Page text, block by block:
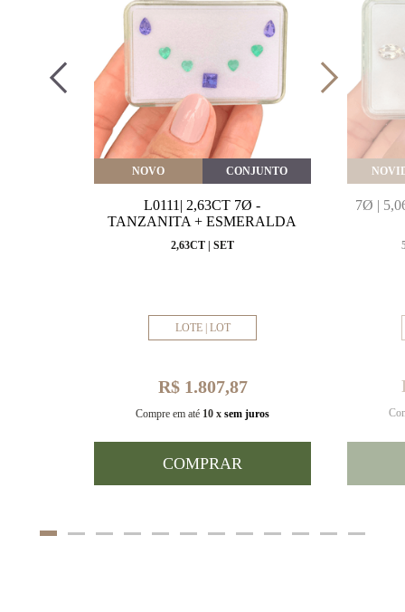
NOVO CONJUNTO
L0111| 2,63CT 7Ø -
TANZANITA + ESMERALDA
2,63CT | SET
LOTE | LOT
R$ 1.807,87
Compre em até 10 x sem juros
COMPRAR
7Ø |